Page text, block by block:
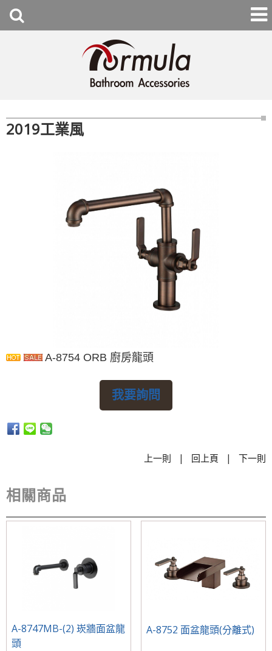
2019工業風
A-8754 ORB 廚房龍頭
我要詢問
上一則 | 回上頁 | 下一則
相關商品
A-8747MB-(2) 崁牆面盆龍
頭
A-8752 面盆龍頭(分離式)